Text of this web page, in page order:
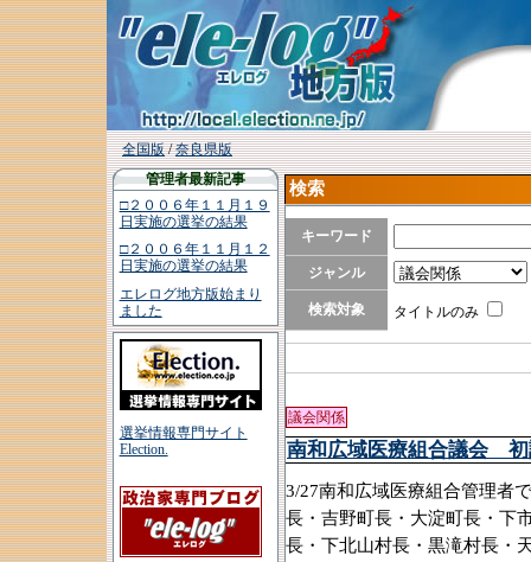
全国版/奈良県版
管理者最新記事
□２００６年１１月１９
日実施の選挙の結果
□２００６年１１月１２
日実施の選挙の結果
エレログ地方版始まり
ました
選挙情報専門サイト
Election.
検索
キーワード
ジャンル
検索対象 タイトルのみ
議会関係
南和広域医療組合議会
3/27南和広域医療組合管理者
長・吉野町長・大淀町長・下
長・下北山村長・黒滝村長・